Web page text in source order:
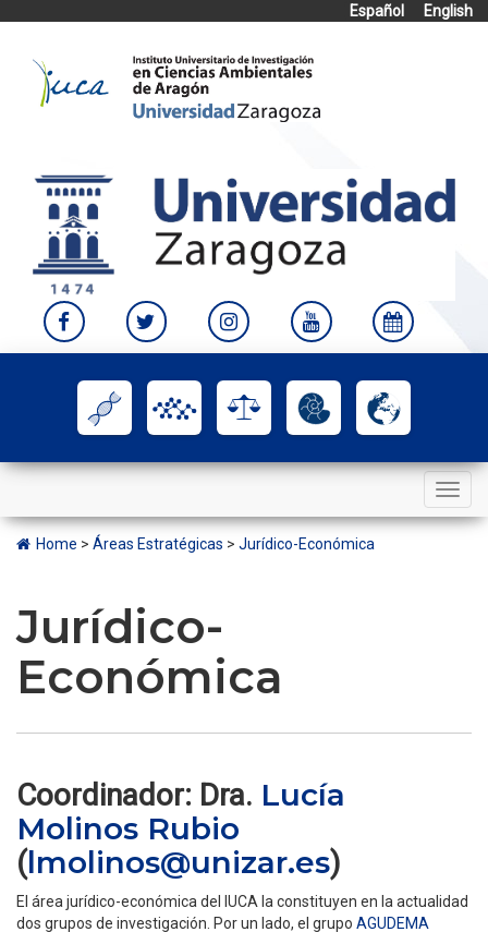
Español
English
content
Toggle
navigation
Home > Áreas Estratégicas > Jurídico-Económica
Jurídico-
Económica
Coordinador: Dra. Lucía
Molinos Rubio
(lmolinos@unizar.es)
El área jurídico-económica del IUCA la constituyen en la actualidad
dos grupos de investigación. Por un lado, el grupo AGUDEMA